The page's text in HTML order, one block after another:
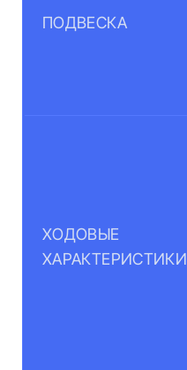
ПОДВЕСКА
ХОДОВЫЕ
ХАРАКТЕРИСТИКИ